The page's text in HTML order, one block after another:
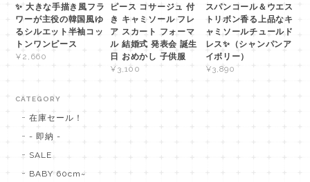
✨ 大きな手描き風フラ
ワーが主役の韓国風ゆ
るシルエット半袖コッ
トンワンピース
¥2,660
ピース コサージュ 付
き キャミソール フレ
ア スカート フォーマ
ル 結婚式 発表会 誕生
日 おめかし 子供服
¥3,100
スパンコール＆ウエス
トリボン香る上品なキ
ャミソールチュールド
レス✨（シャンパンア
イボリー）
¥3,890
CATEGORY
在庫セール！
- 即納 -
SALE
BABY 60cm~